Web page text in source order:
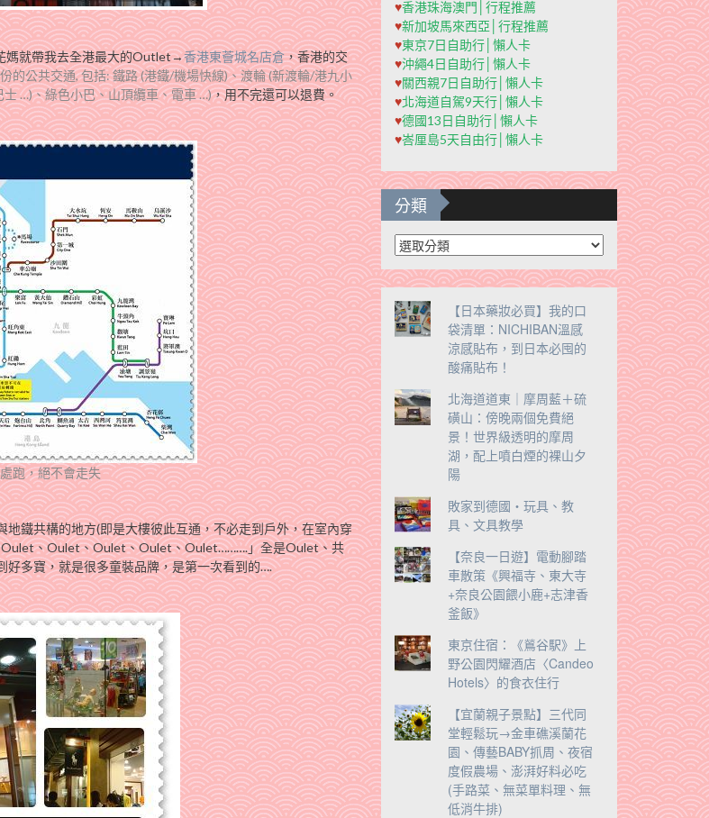
媽就帶我去全港最大的Outlet→香港東薈城名店倉，香港的交
的公共交通, 包括: 鐵路 (港鐵/機場快線)、渡輪 (新渡輪/港九小
…)、綠色小巴、山頂纜車、電車 …)，用不完還可以退費。
跑，絕不會走失
鐵共構的地方(即是大樓彼此互通，不必走到戶外，在室內穿
Oulet、Oulet、Oulet、Oulet、Oulet……….」全是Oulet、共
多寶，就是很多童裝品牌，是第一次看到的….
♥香港珠海澳門│行程推薦
♥新加坡馬來西亞│行程推薦
♥東京7日自助行│懶人卡
♥沖繩4日自助行│懶人卡
♥關西親7日自助行│懶人卡
♥北海道自駕9天行│懶人卡
♥德國13日自助行│懶人卡
♥峇厘島5天自由行│懶人卡
分類
分
類
【日本藥妝必買】我的口
袋清單：NICHIBAN溫感
涼感貼布，到日本必囤的
酸痛貼布！
北海道道東｜摩周藍＋硫
磺山：傍晚兩個免費絕
景！世界級透明的摩周
湖，配上噴白煙的裸山夕
陽
敗家到德國‧玩具、教
具、文具教學
【奈良一日遊】電動腳踏
車散策《興福寺、東大寺
+奈良公園餵小鹿+志津香
釜飯》
東京住宿：《鶑谷駅》上
野公園閃耀酒店〈Candeo
Hotels〉的食衣住行
【宜蘭親子景點】三代同
堂輕鬆玩→金車礁溪蘭花
園、傳藝BABY抓周、夜宿
度假農場、澎湃好料必吃
(手路菜、無菜單料理、無
低消牛排)